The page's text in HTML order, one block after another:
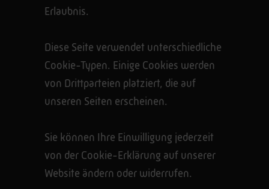
Erlaubnis.
Diese Seite verwendet unterschiedliche
Cookie-Typen. Einige Cookies werden
von Drittparteien platziert, die auf
unseren Seiten erscheinen.
Sie können Ihre Einwilligung jederzeit
von der Cookie-Erklärung auf unserer
Website ändern oder widerrufen.